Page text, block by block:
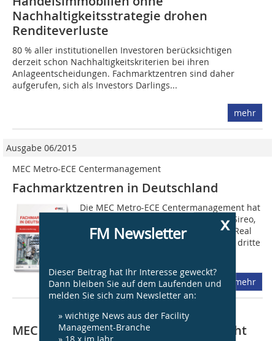
x
FM Newsletter
Dieser Beitrag hat Ihr Interesse geweckt?
Dann bleiben Sie auf dem Laufenden und
melden Sie sich zum Newsletter an:
» wichtige News aus der Facility
Management-Branche
» 18 x im Jahr
Nachhaltigkeitsstrategie drohen
Renditeverluste
80 % aller institutionellen Investoren berücksichtigen
derzeit schon Nachhaltigkeitskriterien bei ihren
Anlageentscheidungen. Fachmarktzentren sind daher
aufgerufen, sich als Investors Darlings...
mehr
Ausgabe 06/2015
MEC Metro-ECE Centermanagement
Fachmarktzentren in Deutschland
Die MEC Metro-ECE Centermanagement hat
zusammen mit den Partnern Corpus Sireo,
Dr. Lademann & Partner, GfK und TH Real
Estate sowie erstmals auch Savills die dritte
mehr
MEC übernimmt Management von acht